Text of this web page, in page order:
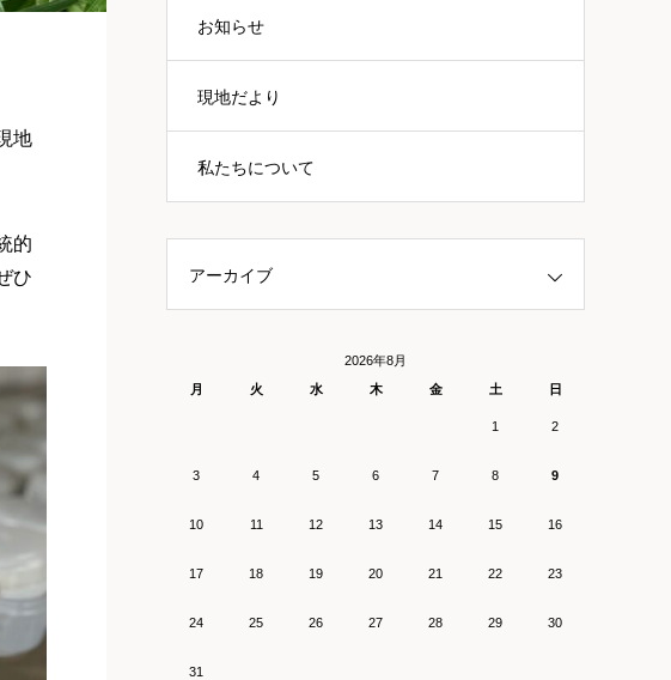
地
的
ひ
お知らせ
現地だより
私たちについて
アーカイブ
2026年8月
月
火 水 木 金 土 日
1 2
3 4 5 6 7 8 9
10 11 12 13 14 15 16
17 18 19 20 21 22 23
24 25 26 27 28 29 30
31